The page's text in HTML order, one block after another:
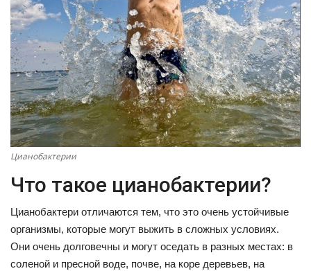
Цианобактерии
Что такое цианобактерии?
Цианобактери отличаются тем, что это очень устойчивые
организмы, которые могут выжить в сложных условиях.
Они очень долговечны и могут оседать в разных местах: в
соленой и пресной воде, почве, на коре деревьев, на